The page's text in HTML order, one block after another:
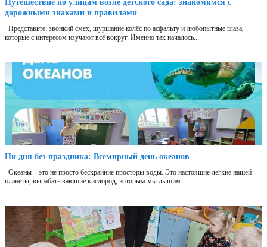
Путешествие по улицам возле детского сада: знакомимся с
дорожными знаками и правилами
Представьте: звонкий смех, шуршание колёс по асфальту и любопытные глаза,
которые с интересом изучают всё вокруг. Именно так началось...
Ни дня без праздника: Всемирный день океанов
Океаны – это не просто бескрайние просторы воды. Это настоящие легкие нашей
планеты, вырабатывающие кислород, которым мы дышим....